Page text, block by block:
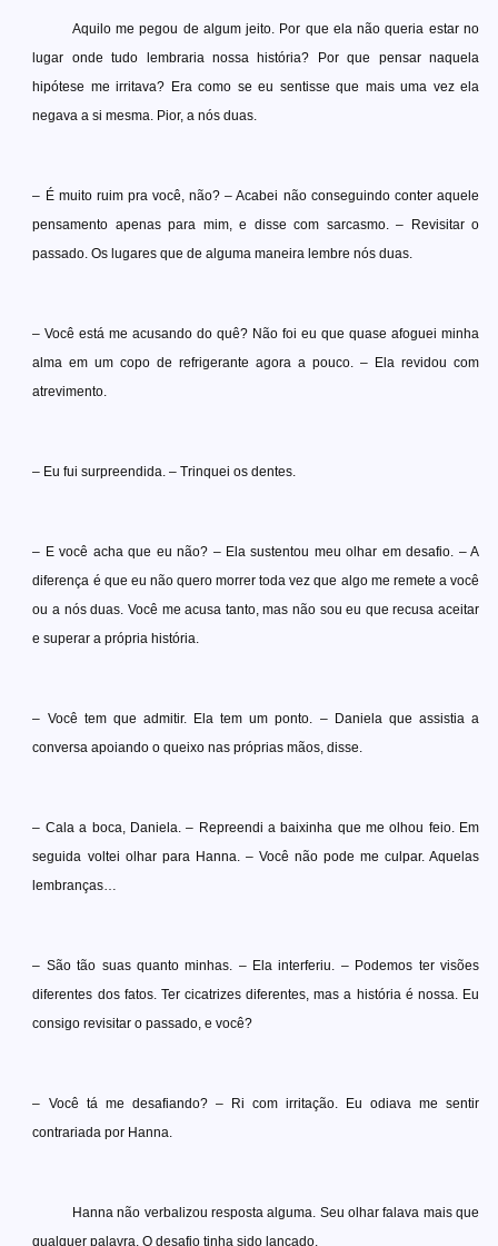
Aquilo me pegou de algum jeito. Por que ela não queria estar no
lugar onde tudo lembraria nossa história? Por que pensar naquela
hipótese me irritava? Era como se eu sentisse que mais uma vez ela
negava a si mesma. Pior, a nós duas.
– É muito ruim pra você, não? – Acabei não conseguindo conter aquele
pensamento apenas para mim, e disse com sarcasmo. – Revisitar o
passado. Os lugares que de alguma maneira lembre nós duas.
– Você está me acusando do quê? Não foi eu que quase afoguei minha
alma em um copo de refrigerante agora a pouco. – Ela revidou com
atrevimento.
– Eu fui surpreendida. – Trinquei os dentes.
– E você acha que eu não? – Ela sustentou meu olhar em desafio. – A
diferença é que eu não quero morrer toda vez que algo me remete a você
ou a nós duas. Você me acusa tanto, mas não sou eu que recusa aceitar
e superar a própria história.
– Você tem que admitir. Ela tem um ponto. – Daniela que assistia a
conversa apoiando o queixo nas próprias mãos, disse.
– Cala a boca, Daniela. – Repreendi a baixinha que me olhou feio. Em
seguida voltei olhar para Hanna. – Você não pode me culpar. Aquelas
lembranças…
– São tão suas quanto minhas. – Ela interferiu. – Podemos ter visões
diferentes dos fatos. Ter cicatrizes diferentes, mas a história é nossa. Eu
consigo revisitar o passado, e você?
– Você tá me desafiando? – Ri com irritação. Eu odiava me sentir
contrariada por Hanna.
Hanna não verbalizou resposta alguma. Seu olhar falava mais que
qualquer palavra. O desafio tinha sido lançado.